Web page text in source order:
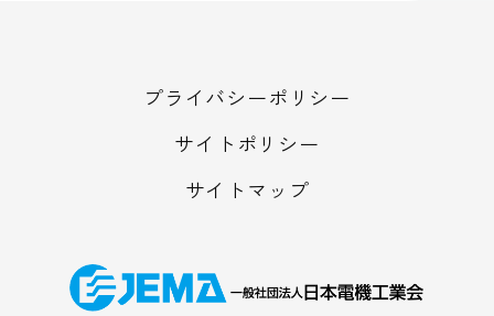
プライバシーポリシー
サイトポリシー
サイトマップ